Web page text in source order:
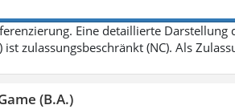
Eine detaillierte
ist zulassungsbeschränkt (NC). Als
(B.A.)